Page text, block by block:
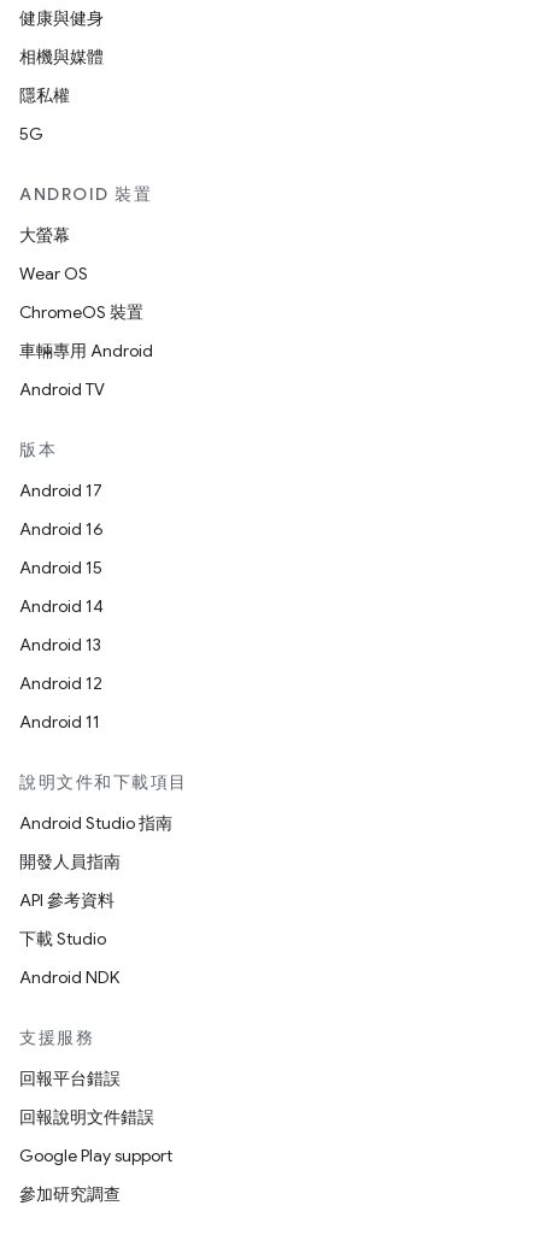
健康與健身
相機與媒體
隱私權
5G
ANDROID 裝置
大螢幕
Wear OS
ChromeOS 裝置
車輛專用 Android
Android TV
版本
Android 17
Android 16
Android 15
Android 14
Android 13
Android 12
Android 11
說明文件和下載項目
Android Studio 指南
開發人員指南
API 參考資料
下載 Studio
Android NDK
支援服務
回報平台錯誤
回報說明文件錯誤
Google Play support
參加研究調查